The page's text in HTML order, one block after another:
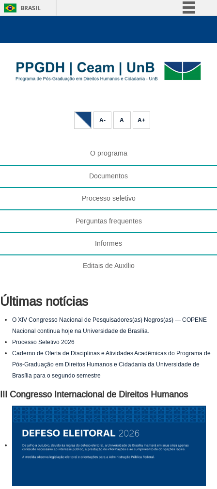
BRASIL
Acesso à informação
A- A A+
O programa
Documentos
Processo seletivo
Perguntas frequentes
Informes
Editais de Auxílio
Últimas notícias
O XIV Congresso Nacional de Pesquisadores(as) Negros(as) — COPENE
Nacional continua hoje na Universidade de Brasília.
Processo Seletivo 2026
Caderno de Oferta de Disciplinas e Atividades Acadêmicas do Programa de
Pós-Graduação em Direitos Humanos e Cidadania da Universidade de
Brasília para o segundo semestre
III Congresso Internacional de Direitos Humanos